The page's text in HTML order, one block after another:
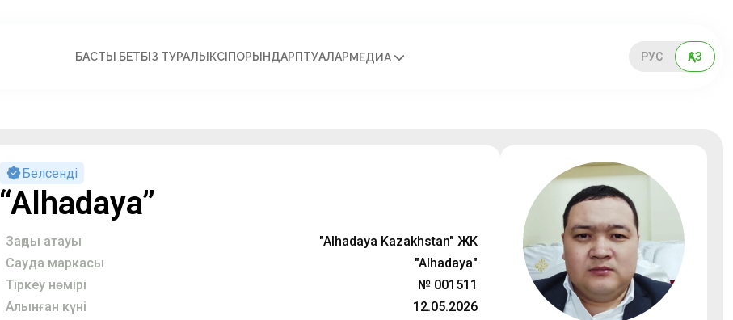
БАСТЫ БЕТБІЗ ТУРАЛЫ КӘСІПОРЫНДАРПӘТУАЛАРМЕДИА РУС ҚАЗ
Белсенді
“Alhadaya”
Заңды атауы
"Alhadaya Kazakhstan" ЖК
Сауда маркасы
"Alhadaya"
Тіркеу нөмірі
№ 001511
Алынған күні
12.05.2026